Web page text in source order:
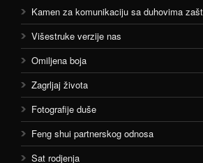
Kamen za komunikaciju sa duhovima
Višestruke verzije nas
Omiljena boja
Zagrljaj života
Fotografije duše
Feng shui partnerskog odnosa
Sat rodjenja